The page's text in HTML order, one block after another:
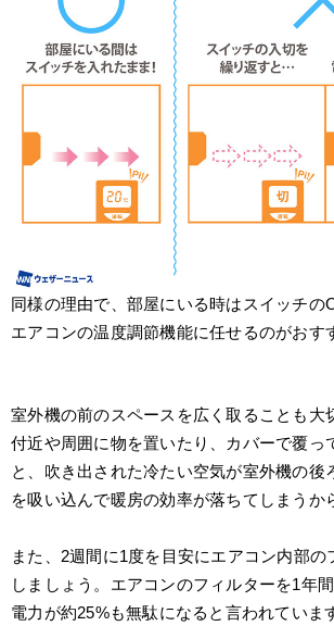
同様の理由で、部屋にいる時はスイッチの
エアコンの温度調節機能に任せるのがおす
室外機の前のスペースを広く取ることも大
付近や周囲に物を置いたり、カバーで覆っ
と、吹き出された冷たい空気が室外機の後
を吸い込んで暖房の効率が落ちてしまうか
また、2週間に1度を目安にエアコン内部の
しましょう。エアコンのフィルターを1年
電力が約25%も無駄になると言われていま